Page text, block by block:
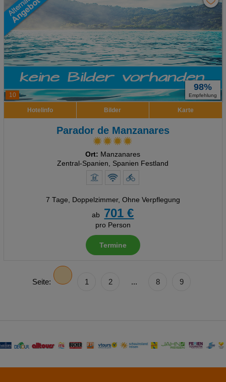
10
98%
Empfehlung
Hotelinfo Bilder Karte
Parador de Manzanares
Ort: Manzanares
Zentral-Spanien, Spanien Festland
7 Tage, Doppelzimmer, Ohne Verpflegung
ab
701 €
pro Person
Termine
Seite: 1 2 ... 8 9